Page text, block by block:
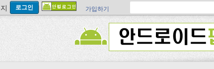
가입하기